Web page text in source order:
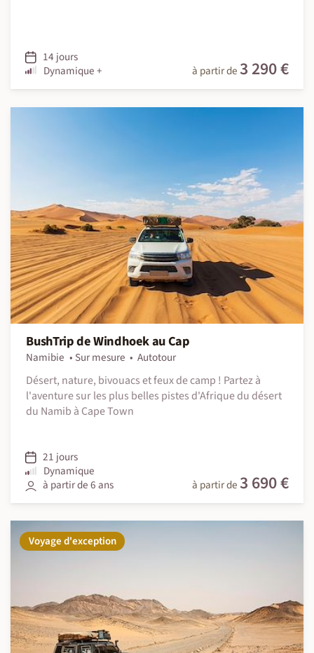
14 jours
Dynamique +
à partir de 3 290 €
BushTrip de Windhoek au Cap
Namibie Sur mesure
Autotour
Désert, nature, bivouacs et feux de camp ! Partez à
l'aventure sur les plus belles pistes d'Afrique du désert
du Namib à Cape Town
21 jours
Dynamique
à partir de 6 ans
à partir de 3 690 €
Voyage d'exception